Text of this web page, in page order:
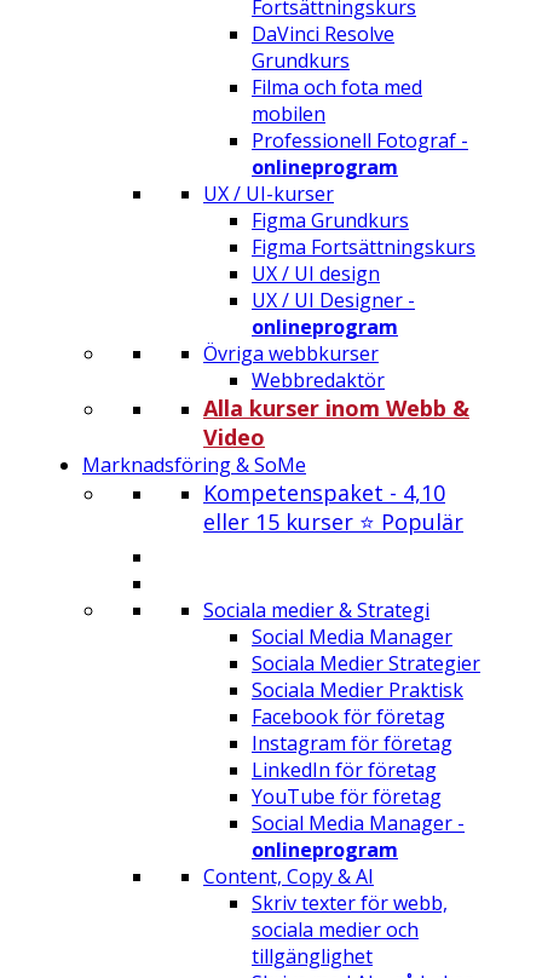
Fortsättningskurs
DaVinci Resolve
Grundkurs
Filma och fota med
mobilen
Professionell Fotograf -
onlineprogram
UX / UI-kurser
Figma Grundkurs
Figma Fortsättningskurs
UX / UI design
UX / UI Designer -
onlineprogram
Övriga webbkurser
Webbredaktör
Alla kurser inom Webb &
Video
Marknadsföring & SoMe
Kompetenspaket - 4,10
eller 15 kurser ⭐ Populär
Sociala medier & Strategi
Social Media Manager
Sociala Medier Strategier
Sociala Medier Praktisk
Facebook för företag
Instagram för företag
LinkedIn för företag
YouTube för företag
Social Media Manager -
onlineprogram
Content, Copy & AI
Skriv texter för webb,
sociala medier och
tillgänglighet